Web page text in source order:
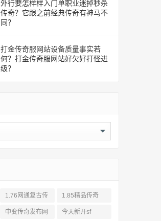
外行要怎样样入门单职业迷掉秒杀
传奇？它跟之前经典传奇有神马不
同？
打金传奇服网站设备质量事实若
何？打金传奇服网站好欠好打怪进
级？
1.76网通复古传
奇sf
1.85精品传奇
中变传奇发布网 今天新开sf